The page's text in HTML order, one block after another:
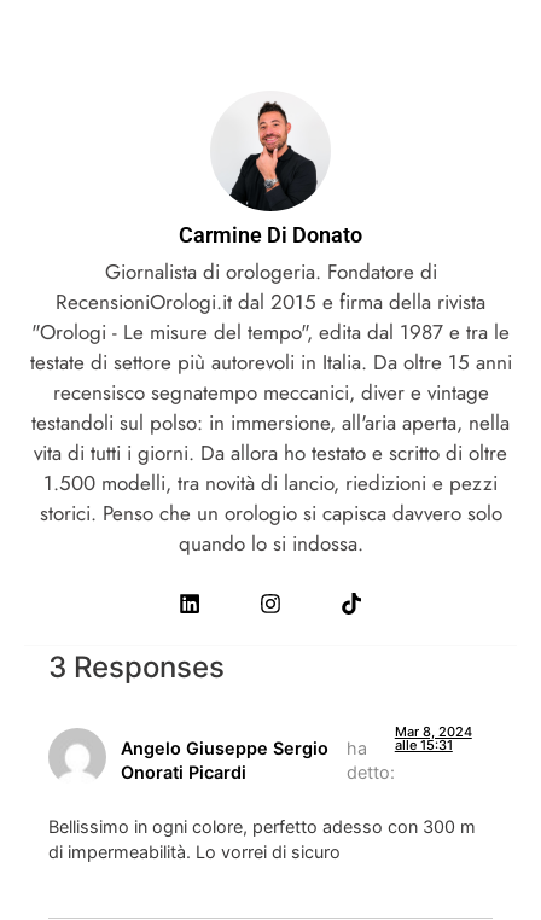
Carmine Di Donato
Giornalista di orologeria. Fondatore di
RecensioniOrologi.it dal 2015 e firma della rivista
"Orologi - Le misure del tempo", edita dal 1987 e tra le
testate di settore più autorevoli in Italia. Da oltre 15 anni
recensisco segnatempo meccanici, diver e vintage
testandoli sul polso: in immersione, all'aria aperta, nella
vita di tutti i giorni. Da allora ho testato e scritto di oltre
1.500 modelli, tra novità di lancio, riedizioni e pezzi
storici. Penso che un orologio si capisca davvero solo
quando lo si indossa.
3 Responses
Angelo Giuseppe Sergio
Onorati Picardi
ha
detto:
Mar 8, 2024
alle 15:31
Bellissimo in ogni colore, perfetto adesso con 300 m
di impermeabilità. Lo vorrei di sicuro